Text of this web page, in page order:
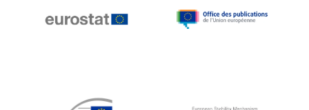
Katharien L.C. Hunt
Klaus-Heiner Lehne